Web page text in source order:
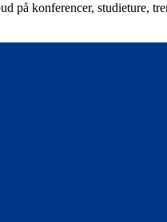
på konferencer, studieture,